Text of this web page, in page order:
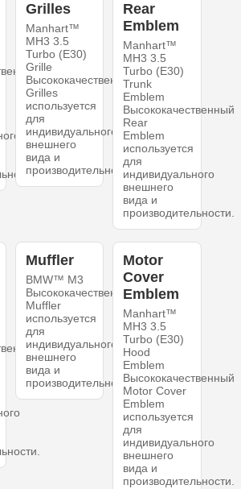
Grilles
Manhart™
MH3 3.5
Turbo (E30)
Grille
Высококачественный
Grilles
используется
для
индивидуального
внешнего
вида и
производительности.
Rear
Emblem
Manhart™
MH3 3.5
Turbo (E30)
Trunk
Emblem
Высококачественный
Rear
Emblem
используется
для
индивидуального
внешнего
вида и
производительности.
Muffler
BMW™ M3
Высококачественный
Muffler
используется
для
индивидуального
внешнего
вида и
производительности.
Motor
Cover
Emblem
Manhart™
MH3 3.5
Turbo (E30)
Hood
Emblem
Высококачественный
Motor Cover
Emblem
используется
для
индивидуального
внешнего
вида и
производительности.